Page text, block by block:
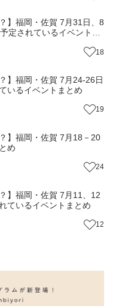
】福岡・佐賀 7月31日、8
定されているイベントま
18
】福岡・佐賀 7月24-26日
いるイベントまとめ
19
】福岡・佐賀 7月18－20
め
24
】福岡・佐賀 7月11、12
ているイベントまとめ
12